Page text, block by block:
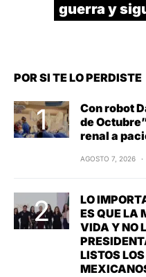
guerra y
POR SI TE LO PERDISTE
Con robot
de
renal a
AGOSTO 7, 2026
LO
ES QUE LA
VIDA Y NO
LISTOS